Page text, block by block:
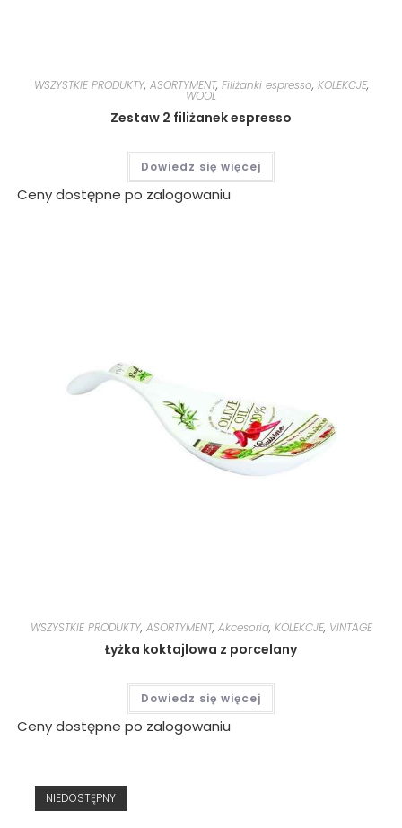
WSZYSTKIE PRODUKTY, ASORTYMENT, Filiżanki espresso, KOLEKCJE,
WOOL
Zestaw 2 filiżanek espresso
Dowiedz się więcej
Ceny dostępne po zalogowaniu
WSZYSTKIE PRODUKTY, ASORTYMENT, Akcesoria, KOLEKCJE, VINTAGE
Łyżka koktajlowa z porcelany
Dowiedz się więcej
Ceny dostępne po zalogowaniu
NIEDOSTĘPNY